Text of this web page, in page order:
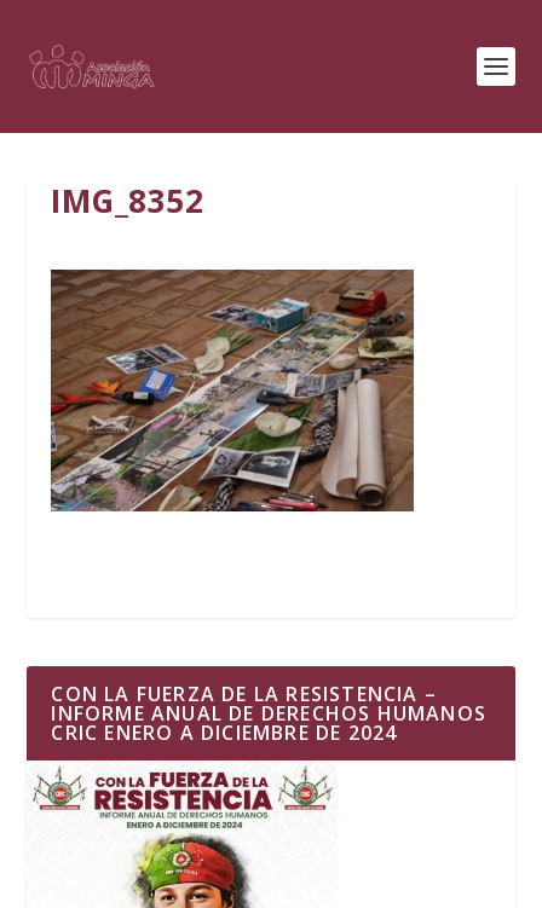
IMG_8352
CON LA FUERZA DE LA RESISTENCIA –
INFORME ANUAL DE DERECHOS HUMANOS
CRIC ENERO A DICIEMBRE DE 2024